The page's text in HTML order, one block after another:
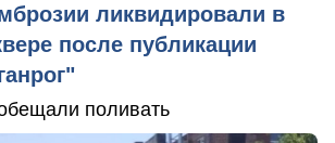
ликвидировали в
после публикации
поливать